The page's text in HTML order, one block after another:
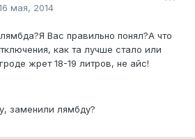
мая, 2014
Вас правильно понял?А что
как та лучше стало или
жрет 18-19 литров, не айс!
заменили лямбду?